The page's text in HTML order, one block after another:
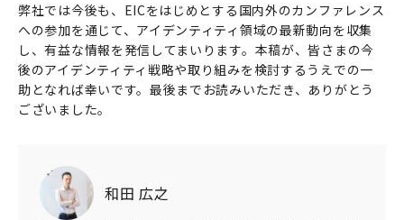
弊社では今後も、EICをはじめとする国内外のカンファレンス
への参加を通じて、アイデンティティ領域の最新動向を収集
し、有益な情報を発信してまいります。本稿が、皆さまの今
後のアイデンティティ戦略や取り組みを検討するうえでの一
助となれば幸いです。最後までお読みいただき、ありがとう
ございました。
和田 広之